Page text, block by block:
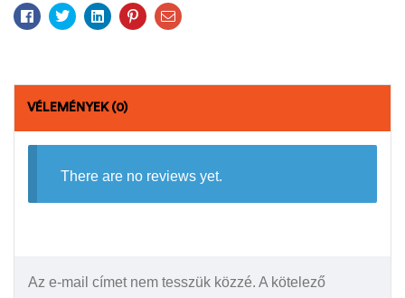
Facebook
TwitterLinkedinPinterestEmail
VÉLEMÉNYEK (0)
There are no reviews yet.
Az e-mail címet nem tesszük közzé. A kötelező